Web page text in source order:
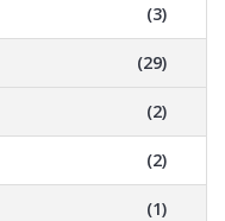
(3)
(29)
(2)
(2)
(1)